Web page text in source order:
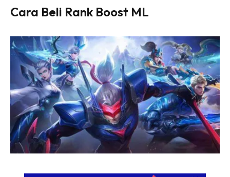
Cara Beli Rank Boost ML